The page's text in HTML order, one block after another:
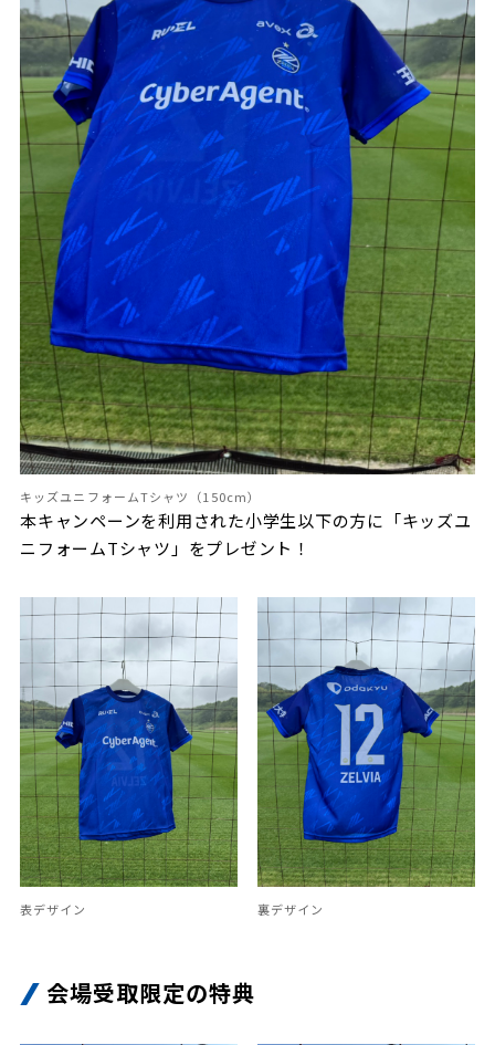
キッズユニフォームTシャツ（150cm）
本キャンペーンを利用された小学生以下の方に「キッズユ
ニフォームTシャツ」をプレゼント！
表デザイン 裏デザイン
会場受取限定の特典